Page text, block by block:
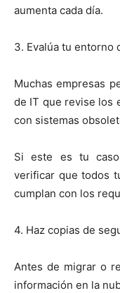
aumenta cada día.
3. Evalúa tu entorno
Muchas empresas
de IT que revise los
con sistemas
Si este es tu
verificar que todos
cumplan con los
4. Haz copias de
Antes de migrar o
información en la